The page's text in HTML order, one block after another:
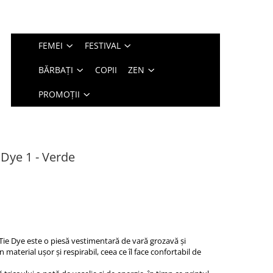
FEMEI FESTIVAL
BĂRBAȚI COPII ZEN
PROMOȚII
1 - Verde
Dye este o piesă vestimentară de vară grozavă și
ușor și respirabil, ceea ce îl face confortabil de